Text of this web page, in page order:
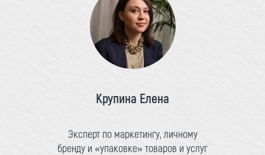
Крупина Елена
Эксперт по маркетингу, личному
бренду и «упаковке» товаров и услуг